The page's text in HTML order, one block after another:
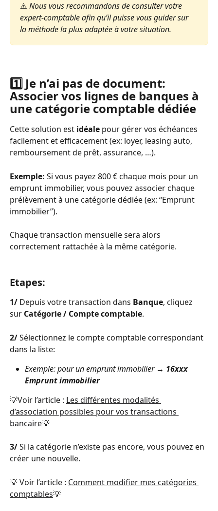
⚠️ Nous vous recommandons de consulter votre
expert-comptable afin qu’il puisse vous guider sur
la méthode la plus adaptée à votre situation.
1️⃣ Je n’ai pas de document:
Associer vos lignes de banques à
une catégorie comptable dédiée
Cette solution est idéale pour gérer vos échéances
facilement et efficacement (ex: loyer, leasing auto,
remboursement de prêt, assurance, …).
Exemple: Si vous payez 800 € chaque mois pour un
emprunt immobilier, vous pouvez associer chaque
prélèvement à une catégorie dédiée (ex: “Emprunt
immobilier”).
Chaque transaction mensuelle sera alors
correctement rattachée à la même catégorie.
Etapes:
1/ Depuis votre transaction dans Banque, cliquez
sur Catégorie / Compte comptable.
2/ Sélectionnez le compte comptable correspondant
dans la liste:
Exemple: pour un emprunt immobilier → 16xxx
Emprunt immobilier
💡Voir l’article : Les différentes modalités
d’association possibles pour vos transactions
bancaire💡
3/ Si la catégorie n’existe pas encore, vous pouvez en
créer une nouvelle.
💡 Voir l’article : Comment modifier mes catégories
comptables💡